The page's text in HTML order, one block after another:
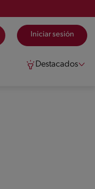
Iniciar sesión
Destacados